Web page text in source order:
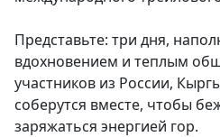
Представьте: три дня,
вдохновением и теплым
участников из России,
соберутся вместе, чтобы
заряжаться энергией гор.